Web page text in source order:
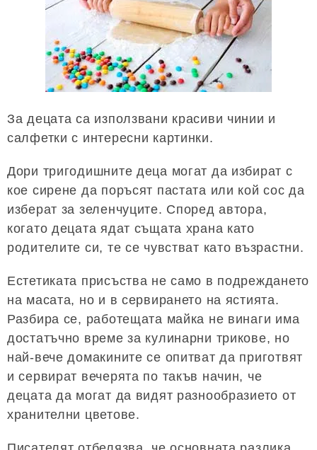
За децата са използвани красиви чинии и
салфетки с интересни картинки.
Дори тригодишните деца могат да избират с
кое сирене да поръсят пастата или кой сос да
изберат за зеленчуците. Според автора,
когато децата ядат същата храна като
родителите си, те се чувстват като възрастни.
Естетиката присъства не само в подреждането
на масата, но и в сервирането на ястията.
Разбира се, работещата майка не винаги има
достатъчно време за кулинарни трикове, но
най-вече домакините се опитват да приготвят
и сервират вечерята по такъв начин, че
децата да могат да видят разнообразието от
хранителни цветове.